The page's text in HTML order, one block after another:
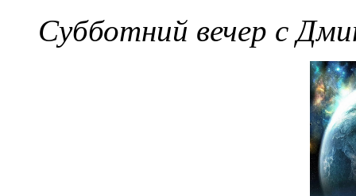
Субботний вечер с